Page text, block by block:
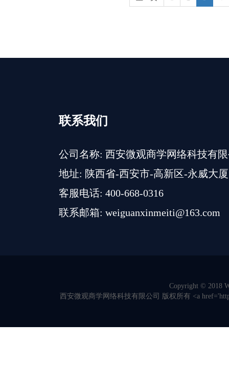
联系我们
公司名称: 西安微观商学网络科技有
地址: 陕西省-西安市-高新区-永威大
客服电话: 400-668-0316
联系邮箱: weiguanxinmeiti@163.com
Copyright © 2018
西安微观商学网络科技有限公司 版权所有 <a